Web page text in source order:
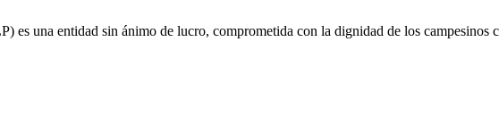
es una entidad sin ánimo de lucro, comprometida con la dignidad de los